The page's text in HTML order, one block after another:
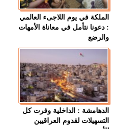
الملكة في يوم اللاجىء العالمي
: دعونا نتأمل في معاناة الأمهات
والرضع
الدهامشة : الداخلية وفرت كل
التسهيلات لقدوم العراقيين